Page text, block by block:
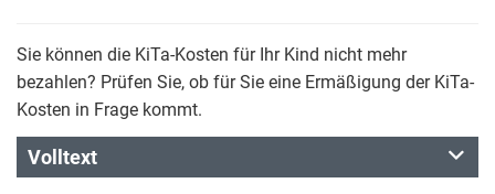
Sie können die KiTa-Kosten für Ihr Kind nicht mehr
bezahlen? Prüfen Sie, ob für Sie eine Ermäßigung der KiTa-
Kosten in Frage kommt.
Volltext